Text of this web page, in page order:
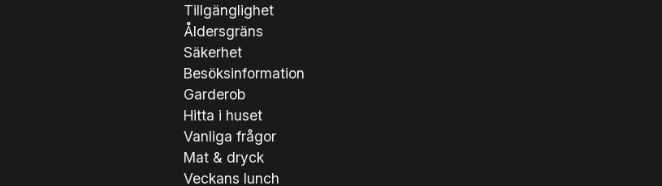
Tillgänglighet
Åldersgräns
Säkerhet
Besöksinformation
Garderob
Hitta i huset
Vanliga frågor
Mat & dryck
Veckans lunch